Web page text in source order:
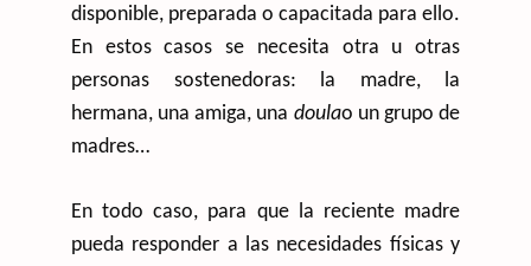
disponible, preparada o capacitada para ello.
En estos casos se necesita otra u otras
personas sostenedoras: la madre, la
hermana, una amiga, una doulao un grupo de
madres…
En todo caso, para que la reciente madre
pueda responder a las necesidades físicas y